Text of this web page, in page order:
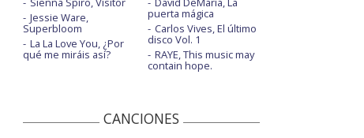
Jessie Ware,
Superbloom
La La Love You, ¿Por
qué me miráis así?
puerta mágica
Carlos Vives, El último
disco Vol. 1
RAYE, This music may
contain hope.
CANCIONES